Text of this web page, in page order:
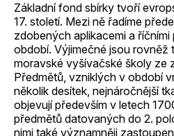
Základní fond sbírky tvoří
17. století. Mezi ně řadíme
zdobených aplikacemi a
období. Výjimečné jsou rovněž
moravské vyšívačské školy ze
Předmětů, vzniklých v období
několik desítek, nejnáročnější
objevují především v letech
předmětů datovaných do 2.
nimi také významněji